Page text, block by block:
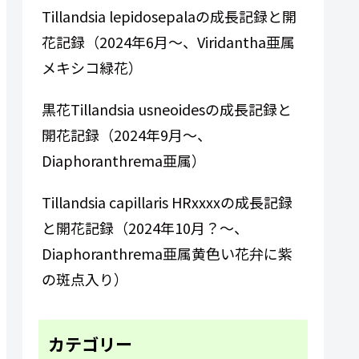
Tillandsia lepidosepalaの成長記録と開
花記録（2024年6月～、Viridantha亜属
メキシコ緑花）
黒花Tillandsia usneoidesの成長記録と
開花記録（2024年9月～、
Diaphoranthrema亜属）
Tillandsia capillaris HRxxxxの成長記録
と開花記録（2024年10月？～、
Diaphoranthrema亜属黄色い花弁に紫
の斑点入り）
カテゴリー